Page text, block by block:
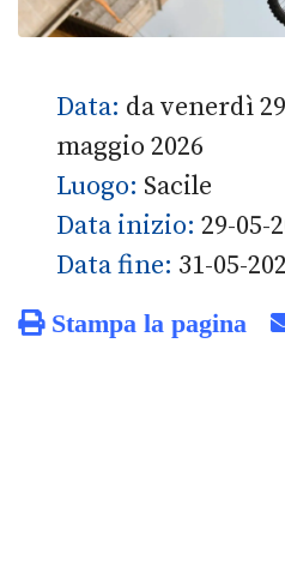
Data: da venerdì
maggio 2026
Luogo: Sacile
Data inizio: 29-05-
Data fine: 31-05-
Stampa la pagina